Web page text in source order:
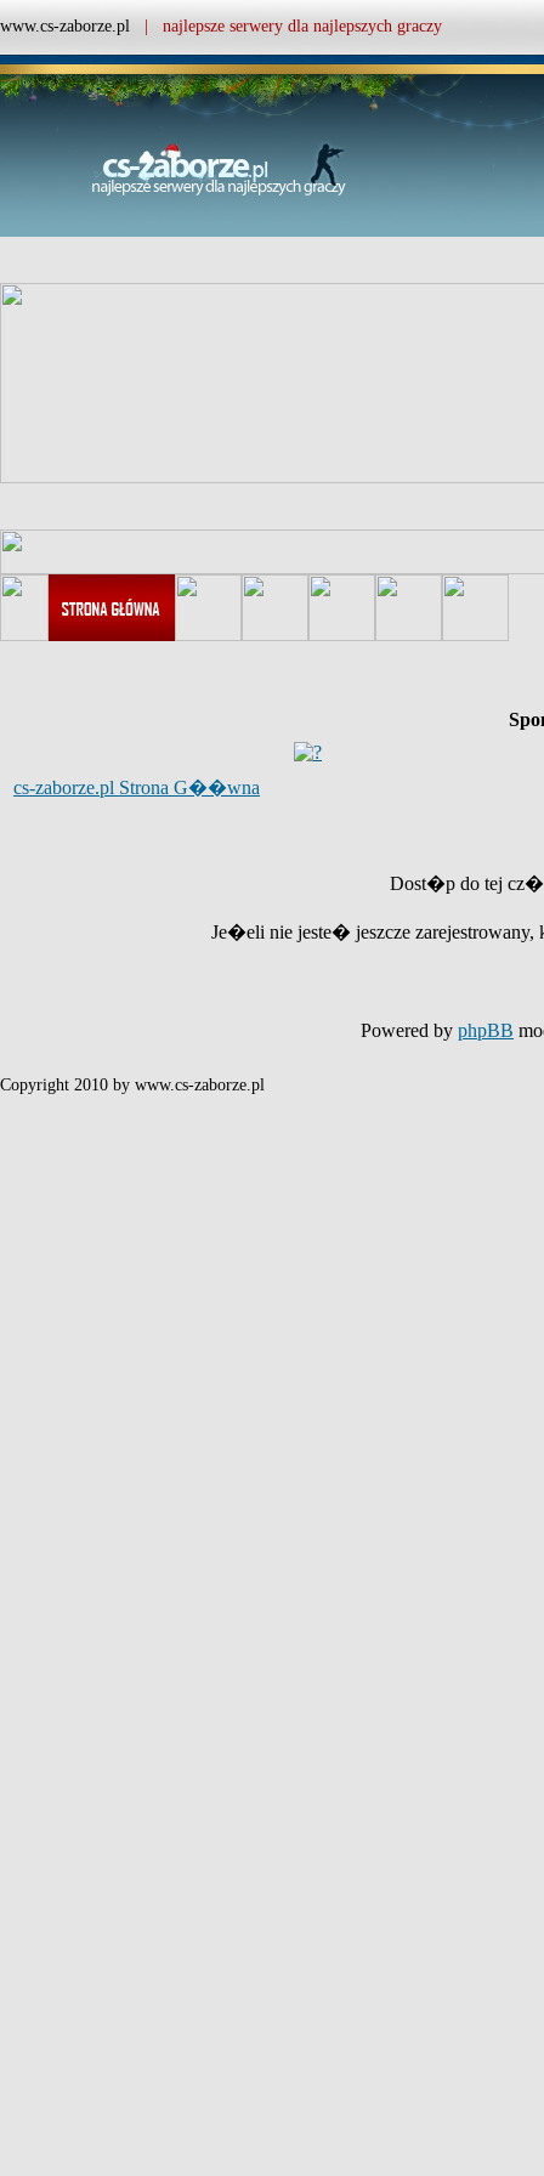
www.cs-zaborze.pl | najlepsze serwery dla najlepszych graczy
cs-zaborze.pl Strona G��wna
Dost�p do tej
Je�eli nie jeste� jeszcze
Powered by phpBB
Copyright 2010 by www.cs-zaborze.pl